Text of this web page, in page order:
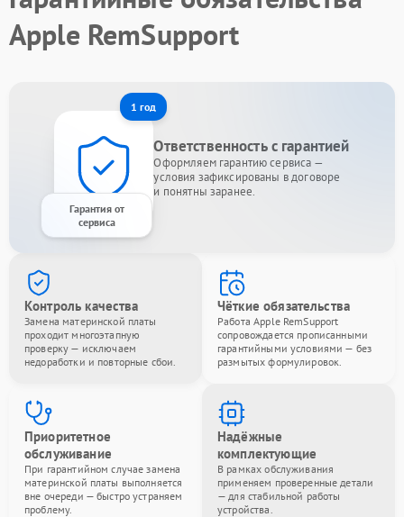
Apple RemSupport
1 год
Гарантия от
сервиса
Ответственность с гарантией
Оформляем гарантию сервиса —
условия зафиксированы в договоре
и понятны заранее.
Контроль качества
Замена материнской платы
проходит многоэтапную
проверку — исключаем
недоработки и повторные сбои.
Чёткие обязательства
Работа Apple RemSupport
сопровождается прописанными
гарантийными условиями — без
размытых формулировок.
Приоритетное
обслуживание
При гарантийном случае замена
материнской платы выполняется
вне очереди — быстро устраняем
проблему.
Надёжные
комплектующие
В рамках обслуживания
применяем проверенные детали
— для стабильной работы
устройства.